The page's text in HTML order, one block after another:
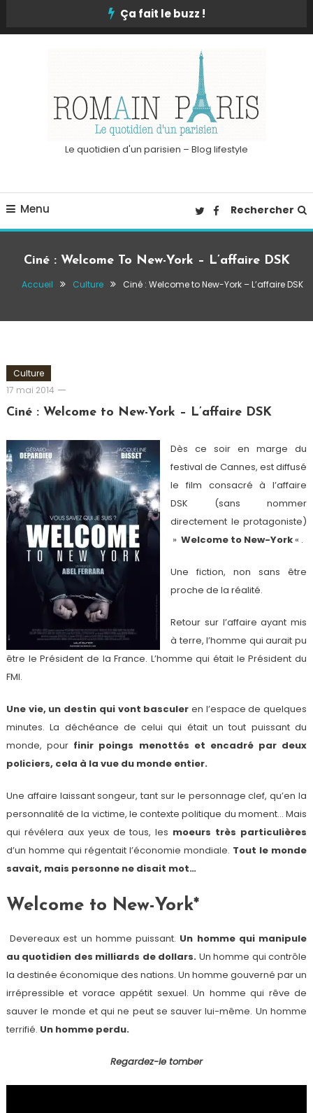
Ça fait le buzz !
Le quotidien d'un parisien – Blog lifestyle
Menu Rechercher
Ciné : Welcome To New-York – L’affaire DSK
Accueil Culture Ciné : Welcome to New-York – L’affaire DSK
Culture
17 mai 2014
Romain-
Ciné : Welcome to New-York – L’affaire DSK
Dès ce soir en marge du
festival de Cannes, est diffusé
le film consacré à l’affaire
DSK (sans nommer
directement le protagoniste)
» Welcome to New-York« .
Une fiction, non sans être
proche de la réalité.
Retour sur l’affaire ayant mis
à terre, l’homme qui aurait pu
être le Président de la France. L’homme qui était le Président du
FMI.
Une vie, un destin qui vont basculer en l’espace de quelques
minutes. La déchéance de celui qui était un tout puissant du
monde, pour finir poings menottés et encadré par deux
policiers, cela à la vue du monde entier.
Une affaire laissant songeur, tant sur le personnage clef, qu’en la
personnalité de la victime, le contexte politique du moment… Mais
qui révélera aux yeux de tous, les moeurs très particulières
d’un homme qui régentait l’économie mondiale. Tout le monde
savait, mais personne ne disait mot…
Welcome to New-York*
Devereaux est un homme puissant. Un homme qui manipule
au quotidien des milliards de dollars. Un homme qui contrôle
la destinée économique des nations. Un homme gouverné par un
irrépressible et vorace appétit sexuel. Un homme qui rêve de
sauver le monde et qui ne peut se sauver lui-même. Un homme
terrifié. Un homme perdu.
Regardez-le tomber